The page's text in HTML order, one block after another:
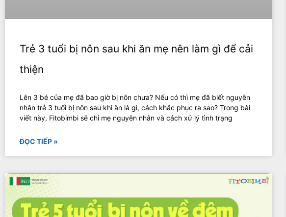
Trẻ 3 tuổi bị nôn sau khi ăn mẹ nên làm gì để cải
thiện
Lên 3 bé của mẹ đã bao giờ bị nôn chưa? Nếu có thì mẹ đã biết nguyên
nhân trẻ 3 tuổi bị nôn sau khi ăn là gì, cách khắc phục ra sao? Trong bài
viết này, Fitobimbi sẽ chỉ mẹ nguyên nhân và cách xử lý tình trạng
ĐỌC TIẾP »